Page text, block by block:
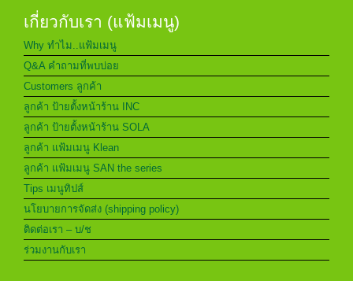
เกี่ยวกับเรา (แฟ้มเมนู)
Why ทำไม..แฟ้มเมนู
Q&A คำถามที่พบบ่อย
Customers ลูกค้า
ลูกค้า ป้ายตั้งหน้าร้าน INC
ลูกค้า ป้ายตั้งหน้าร้าน SOLA
ลูกค้า แฟ้มเมนู Klean
ลูกค้า แฟ้มเมนู SAN the series
Tips เมนูทิปส์
นโยบายการจัดส่ง (shipping policy)
ติดต่อเรา – บ/ช
ร่วมงานกับเรา